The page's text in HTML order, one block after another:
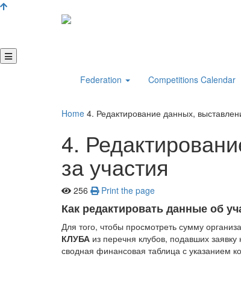
Federation Competitions Calendar
Home 4. Редактирование данных,
4.
за участия
256 Print the page
Как редактировать данные об
Для того, чтобы просмотреть сумму
КЛУБА из перечня клубов, подавших
сводная финансовая таблица с указанием